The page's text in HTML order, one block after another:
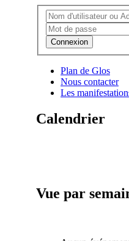
Connexion
Plan de Glos
Nous contacter
Les
Calendrier
Vue par